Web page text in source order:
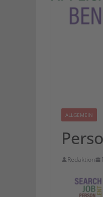
ALLGEMEIN
Redaktion